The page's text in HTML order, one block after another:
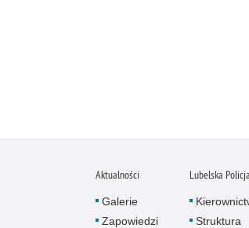
Aktualności
Galerie
Zapowiedzi
Lubelska Policja
Struktura